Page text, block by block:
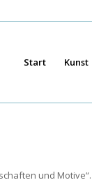
Start Kunst
und